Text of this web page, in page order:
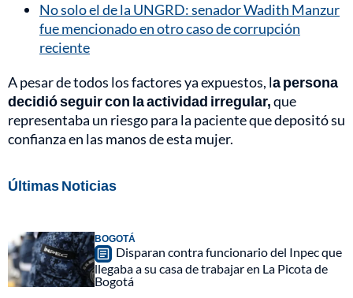
No solo el de la UNGRD: senador Wadith Manzur
fue mencionado en otro caso de corrupción
reciente
A pesar de todos los factores ya expuestos, la persona
decidió seguir con la actividad irregular,que
representaba un riesgo para la paciente que depositó su
confianza en las manos de esta mujer.
Últimas Noticias
BOGOTÁ
Disparan contra funcionario del Inpec que
llegaba a su casa de trabajar en La Picota de
Bogotá